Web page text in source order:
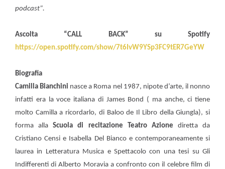
podcast”.
Ascolta “CALL BACK” su Spotify
https://open.spotify.com/show/7t6IvW9YSp3FC9tER7GeYW
Biografia
Camilla Bianchini nasce a Roma nel 1987, nipote d’arte, il nonno
infatti era la voce italiana di James Bond ( ma anche, ci tiene
molto Camilla a ricordarlo, di Baloo de Il Libro della Giungla), si
forma allaScuola di recitazione Teatro Azione diretta da
Cristiano Censi e Isabella Del Bianco e contemporaneamente si
laurea in Letteratura Musica e Spettacolo con una tesi su Gli
Indifferenti di Alberto Moravia a confronto con il celebre film di